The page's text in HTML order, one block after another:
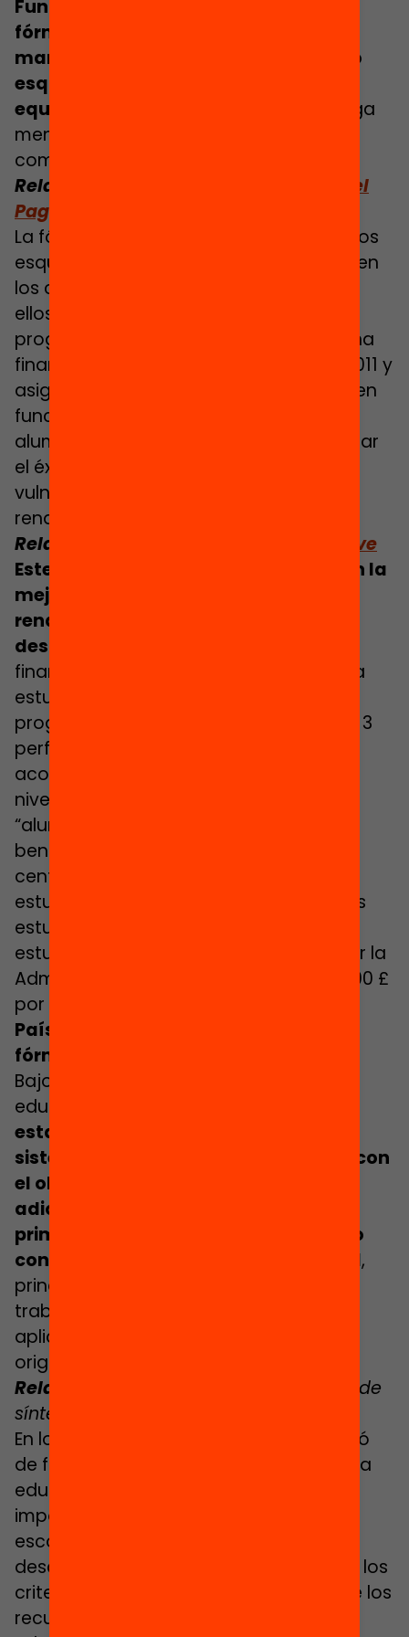
Funding Formula”, que unifica las 152
fórmulas de financiación que se
mantenían a escala local en un único
esquema que persigue una mejor
equidad horizontal
. Esta fórmula otorga
menos peso al valor de las variables de
composición social.
Relacionado:
entrevista a Marcel
Pagès
La fórmula se complementa con distintos
esquemas de focalización de recursos en
los centros más desfavorecidos, entre
ellos, a escala nacional, el conocido
programa Pupil Premium. Se trata de una
financiación adicional introducida en 2011 y
asignada directamente a las escuelas en
función de indicadores relativos al
alumnado con el objetivo de incrementar
el éxito escolar de los alumnos más
vulnerables y reducir las diferencias de
rendimiento.
Relacionado:
ve
Este modelo se ha mostrado eficaz en la
mejora focalizada de la atención y el
rendimiento del alumnado más
desaventajado
financiación del Pupil Premium por cada
estudiante que sea beneficiario del
programa. Actualmente, se establecen 3
perfiles de estudiante que pueden
acogerse a él y que reciben distintos
niveles de asignación. En el caso del
“alumnado desaventajado”, el que es
beneficiario de las becas comedor, los
centros reciben 1.320 £ para los
estudiantes de primaria y 935 £ para los
estudiantes de secundaria. Para
estudiantes tutelados y extutelados por la
Administración, cada centro recibe 2.300 £
por estudiante.
Países Bajos: foco en la equidad de la
fórmula
Bajo el paraguas de la política de
educación prioritaria,
establecía en los Países Bajos un
sistema de financiación por fórmula con
el objetivo de asignar recursos
adicionales a aquellas escuelas de
primaria que tuvieran más alumnado
con condiciones de desventaja social,
principalmente alumnado de clase
trabajadora y, en una segunda fase de
aplicación de la fórmula, alumnos de
origen inmigrante.
Relacionado:
Descarga el documento de
síntesis
En los años noventa, la fórmula se aplicó
de forma generalizada a todo el sistema
educativo, acompañada de una
importante reforma de la gobernanza
escolar para promover una mayor
descentralización. Las decisiones sobre los
criterios de asignación y distribución de los
recursos financieros entre los centros